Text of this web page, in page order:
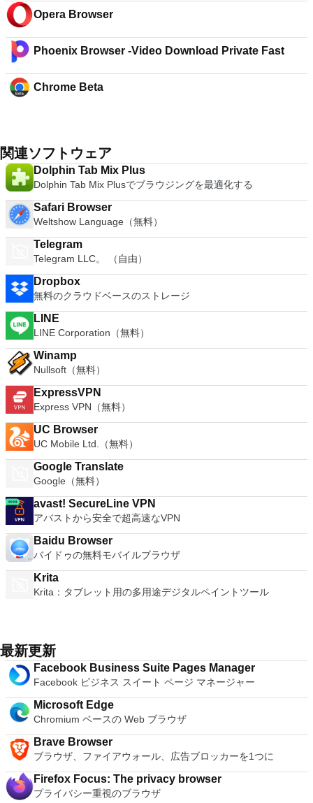
Opera Browser
Phoenix Browser -Video Download Private Fast
Chrome Beta
関連ソフトウェア
Dolphin Tab Mix Plus
Dolphin Tab Mix Plusでブラウジングを最適化する
Safari Browser
Weltshow Language（無料）
Telegram
Telegram LLC。 （自由）
Dropbox
無料のクラウドベースのストレージ
LINE
LINE Corporation（無料）
Winamp
Nullsoft（無料）
ExpressVPN
Express VPN（無料）
UC Browser
UC Mobile Ltd.（無料）
Google Translate
Google（無料）
avast! SecureLine VPN
アバストから安全で超高速なVPN
Baidu Browser
バイドゥの無料モバイルブラウザ
Krita
Krita：タブレット用の多用途デジタルペイントツール
最新更新
Facebook Business Suite Pages Manager
Facebook ビジネス スイート ページ マネージャー
Microsoft Edge
Chromium ベースの Web ブラウザ
Brave Browser
ブラウザ、ファイアウォール、広告ブロッカーを1つに
Firefox Focus: The privacy browser
プライバシー重視のブラウザ